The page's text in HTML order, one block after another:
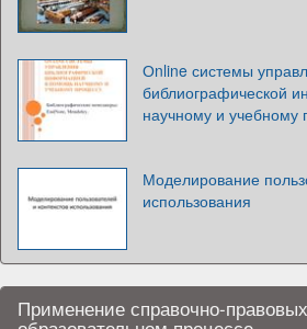
Оnline системы
библиографической
научному и учебному
Моделирование
использования
Применение справочно-